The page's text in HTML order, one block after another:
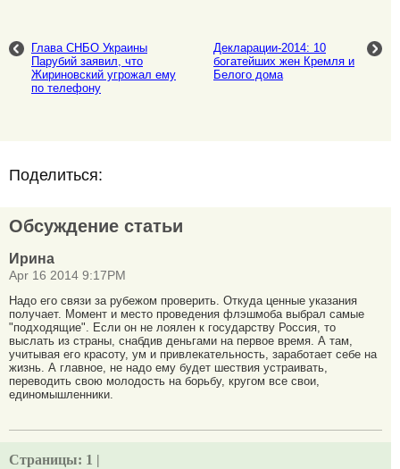
Глава СНБО Украины
Парубий заявил, что
Жириновский угрожал ему
по телефону
Декларации-2014: 10
богатейших жен Кремля и
Белого дома
Поделиться:
Обсуждение статьи
Ирина
Apr 16 2014 9:17PM
Надо его связи за рубежом проверить. Откуда ценные указания
получает. Момент и место проведения флэшмоба выбрал самые
"подходящие". Если он не лоялен к государству Россия, то
выслать из страны, снабдив деньгами на первое время. А там,
учитывая его красоту, ум и привлекательность, заработает себе на
жизнь. А главное, не надо ему будет шествия устраивать,
переводить свою молодость на борьбу, кругом все свои,
единомышленники.
Страницы: 1 |